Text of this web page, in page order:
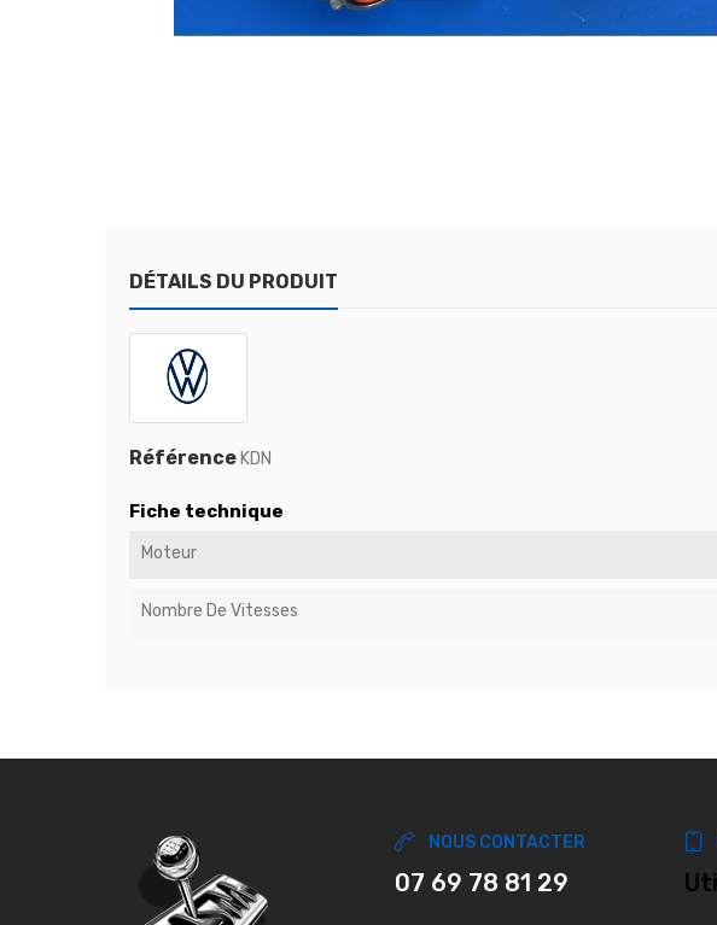
DÉTAILS DU PRODUIT
Référence KDN
Fiche technique
Moteur
Nombre De Vitesses
NOUS CONTACTER
07 69 78 81 29